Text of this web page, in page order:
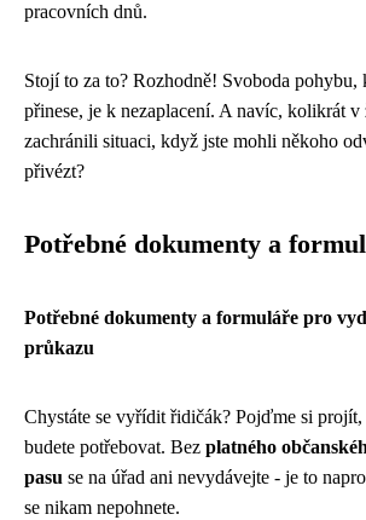
pracovních dnů.
Stojí to za to? Rozhodně! Svoboda pohybu,
přinese, je k nezaplacení. A navíc, kolikrát v
zachránili situaci, když jste mohli někoho
přivézt?
Potřebné dokumenty a
Potřebné dokumenty a formuláře pro
průkazu
Chystáte se vyřídit řidičák? Pojďme si
budete potřebovat. Bez platného
pasu se na úřad ani nevydávejte - je to
se nikam nepohnete.